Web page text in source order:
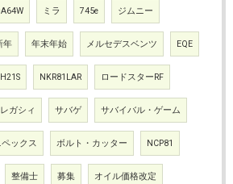
ミラ 745e ジムニー
年 年末年始 メルセデスベンツ EQE
NKR81LAR ロードスターRF
レガシィ サバゲ サバイバル・ゲーム
ペックス ボルト・カッター NCP81
整備士 募集 オイル価格改定